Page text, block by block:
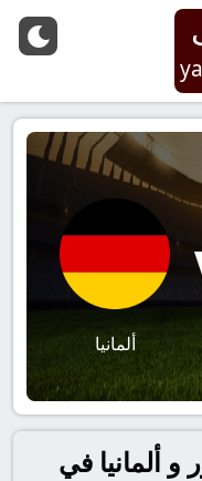
ألمانيا
و ألمانيا في